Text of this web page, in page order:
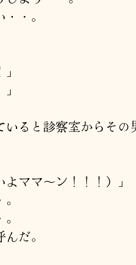
・。
いると診察室からその
ママ～ン！！！）」
だ。